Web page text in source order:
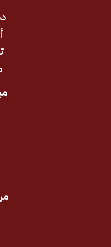
دمشق
أبناء
تراث
صوت
مبادرات
من زاوية